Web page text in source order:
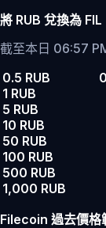
將 RUB 兌換為 FIL
截至本日 06:57
0.5 RUB
1 RUB
5 RUB
10 RUB
50 RUB
100 RUB
500 RUB
1,000 RUB
Filecoin 過去價格